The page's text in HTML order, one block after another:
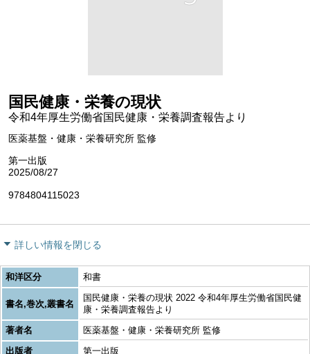
国民健康・栄養の現状
令和4年厚生労働省国民健康・栄養調査報告より
医薬基盤・健康・栄養研究所 監修
第一出版
2025/08/27
9784804115023
詳しい情報を閉じる
和洋区分 和書
書名,巻次,叢書名
国民健康・栄養の現状 2022 令和4年厚生労働省国民健
康・栄養調査報告より
著者名
医薬基盤・健康・栄養研究所 監修
出版者
第一出版